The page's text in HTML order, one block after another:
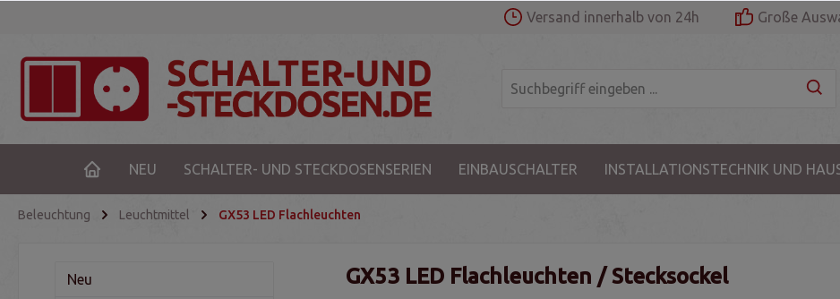
Versand innerhalb von 24h Große
NEU SCHALTER- UND STECKDOSENSERIEN EINBAUSCHALTER INSTALLATIONSTECHNIK UND
Beleuchtung Leuchtmittel GX53 LED Flachleuchten
Neu GX53 LED Flachleuchten / Stecksockel